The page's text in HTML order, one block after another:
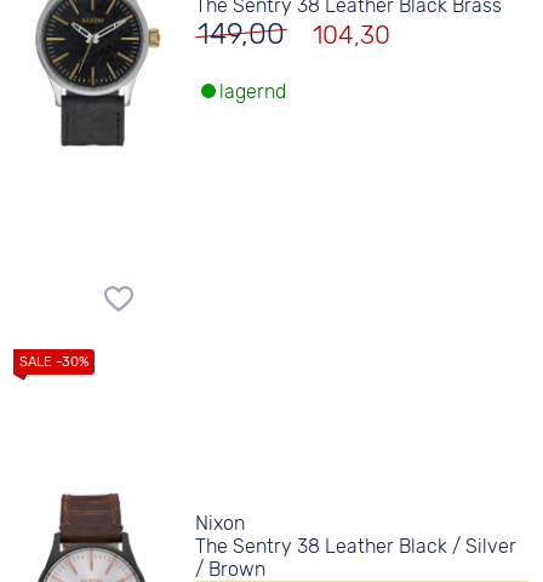
The Sentry 38 Leather Black Brass
149,00 104,30
lagernd
Nixon
The Sentry 38 Leather Black / Silver
/ Brown